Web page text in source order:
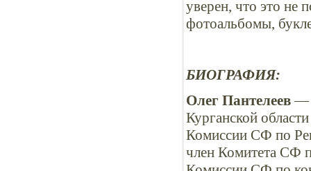
уверен, что это не
фотоальбомы,
БИОГРАФИЯ:
Олег Пантелеев—
Курганской
Комиссии СФ по
член Комитета СФ